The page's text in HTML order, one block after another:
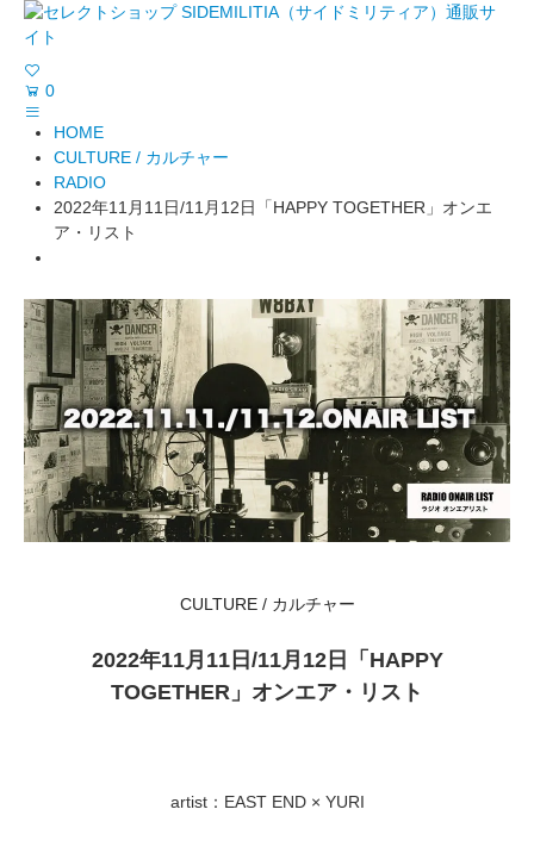
0
HOME
CULTURE / カルチャー
RADIO
2022年11月11日/11月12日「HAPPY TOGETHER」オンエ
ア・リスト
CULTURE / カルチャー
2022年11月11日/11月12日「HAPPY
TOGETHER」オンエア・リスト
artist：EAST END × YURI